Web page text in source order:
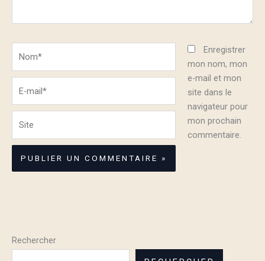
mail*
Enregistrer
mon nom, mon
e-mail et mon
site dans le
navigateur pour
mon prochain
commentaire.
Rechercher